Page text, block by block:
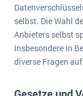
SAP
Die „SaaSpocalypse“:
SAP investiert
selbst. Die Wahl
Anbieters selbst
Insbesondere in
diverse Fragen